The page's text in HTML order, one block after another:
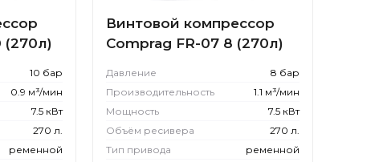
(270л)
10 бар
0.9 м³/мин
7.5 кВт
270 л.
ременной
Винтовой компрессор
Comprag FR-07 8 (270л)
Давление
8 бар
Производительность
1.1 м³/мин
Мощность
7.5 кВт
Объём ресивера
270 л.
Тип привода
ременной